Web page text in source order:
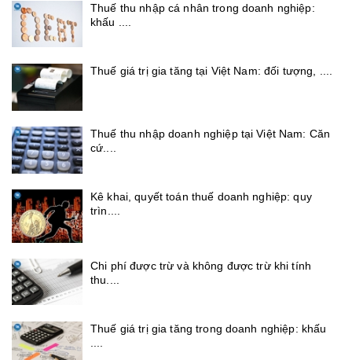
Thuế thu nhập cá nhân trong doanh nghiệp:
khấu ....
Thuế giá trị gia tăng tại Việt Nam: đối tượng, ....
Thuế thu nhập doanh nghiệp tại Việt Nam: Căn
cứ....
Kê khai, quyết toán thuế doanh nghiệp: quy
trìn....
Chi phí được trừ và không được trừ khi tính
thu....
Thuế giá trị gia tăng trong doanh nghiệp: khấu